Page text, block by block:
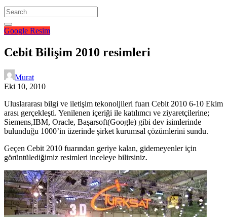
Google Resim
Cebit Bilişim 2010 resimleri
Murat
Eki 10, 2010
Uluslararası bilgi ve iletişim tekonoljileri fuarı Cebit 2010 6-10 Ekim
arası gerçekleşti. Yenilenen içeriği ile katılımcı ve ziyaretçilerine;
Siemens,IBM, Oracle, Başarsoft(Google) gibi dev isimlerinde
bulunduğu 1000’in üzerinde şirket kurumsal çözümlerini sundu.
Geçen Cebit 2010 fuarından geriye kalan, gidemeyenler için
görüntülediğimiz resimleri inceleye bilirsiniz.